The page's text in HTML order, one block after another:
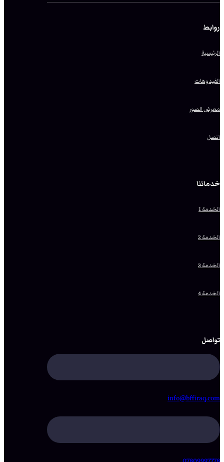
روابط
الرئيسية
الفيدوهات
معرض الصور
اتصل
خدماتنا
الخدمة 1
الخدمة 2
الخدمة 3
الخدمة 4
تواصل
info@bffiraq.com